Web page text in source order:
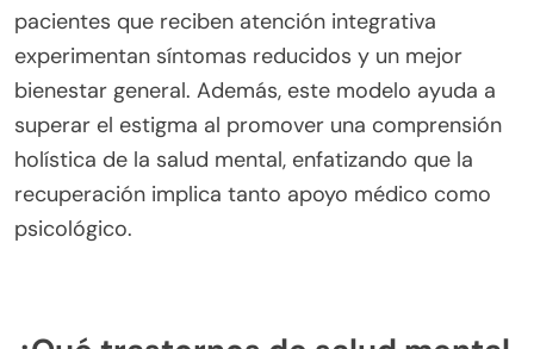
más inclusiva de las opciones de atención de salud
mental.
¿Cuál es la importancia de la atención
integrativa en la salud mental?
La atención integrativa mejora significativamente
la salud mental al combinar varios métodos de
reconociendo que un tratamiento efectivo a